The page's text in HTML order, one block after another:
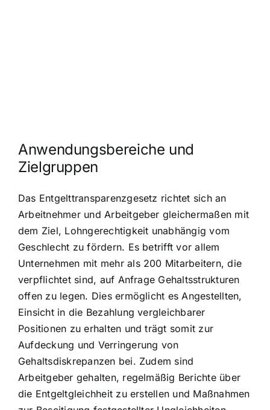
Anwendungsbereiche und
Zielgruppen
Das Entgelttransparenzgesetz richtet sich an
Arbeitnehmer und Arbeitgeber gleichermaßen mit
dem Ziel, Lohngerechtigkeit unabhängig vom
Geschlecht zu fördern. Es betrifft vor allem
Unternehmen mit mehr als 200 Mitarbeitern, die
verpflichtet sind, auf Anfrage Gehaltsstrukturen
offen zu legen. Dies ermöglicht es Angestellten,
Einsicht in die Bezahlung vergleichbarer
Positionen zu erhalten und trägt somit zur
Aufdeckung und Verringerung von
Gehaltsdiskrepanzen bei. Zudem sind
Arbeitgeber gehalten, regelmäßig Berichte über
die Entgeltgleichheit zu erstellen und Maßnahmen